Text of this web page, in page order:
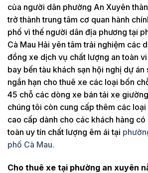
của người dân phường An Xuyên
trở thành trung tâm cơ quan hành
phố vì thế người dân địa phương tại
Cà Mau Hải yên tâm trải nghiệm các
đồng xe dịch vụ chất lượng an toàn
bay bến tàu khách sạn hội nghị dự án
ngắn hạn cho thuê xe các loại bốn
45 chỗ các dòng xe bán tải xe
chúng tôi còn cung cấp thêm các
cao cấp dành cho các khách hàng có
toàn uy tín chất lượng êm ái tại
phố Cà Mau.
Cho thuê xe tại phường an xuyên